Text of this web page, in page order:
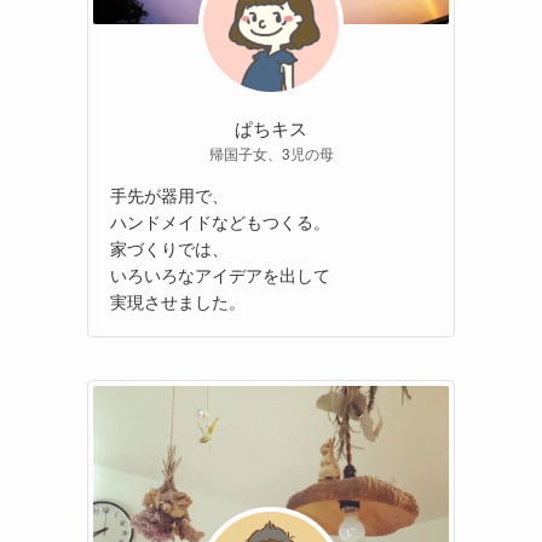
ぱちキス
帰国子女、3児の母
手先が器用で、
ハンドメイドなどもつくる。
家づくりでは、
いろいろなアイデアを出して
実現させました。